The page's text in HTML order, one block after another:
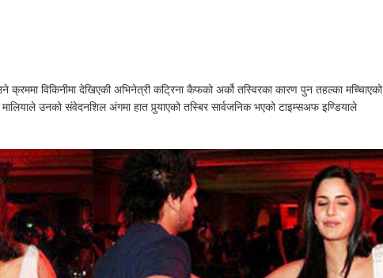
विकिनीमा देखिएकी अभिनेत्री कट्रिना कैफको अर्को तस्विरका कारण पुन तहल्का मच्चिाएको
उनको संवेदनशिल अंगमा हात पुर्‍याएको तस्बिर सार्वजनिक भएको टाइम्सअफ इण्डियाले